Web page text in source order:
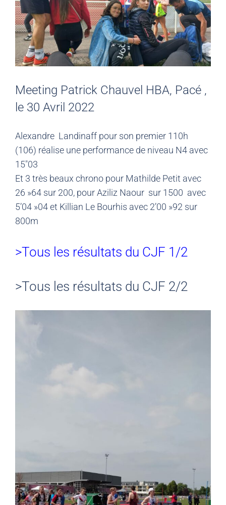
Meeting Patrick Chauvel HBA, Pacé ,
le 30 Avril 2022
Alexandre Landinaff pour son premier 110h
(106) réalise une performance de niveau N4 avec
15″03
Et 3 très beaux chrono pour Mathilde Petit avec
26 »64 sur 200, pour Aziliz Naour sur 1500 avec
5’04 »04 et Killian Le Bourhis avec 2’00 »92 sur
800m
>Tous les résultats du CJF 1/2
>Tous les résultats du CJF 2/2